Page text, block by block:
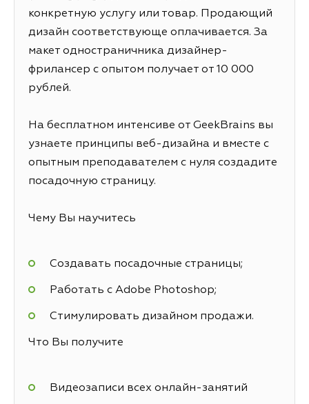
конкретную услугу или товар. Продающий
дизайн соответствующе оплачивается. За
макет одностраничника дизайнер-
фрилансер с опытом получает от 10 000
рублей.
На бесплатном интенсиве от GeekBrains вы
узнаете принципы веб-дизайна и вместе с
опытным преподавателем с нуля создадите
посадочную страницу.
Чему Вы научитесь
Создавать посадочные страницы;
Работать с Adobe Photoshop;
Стимулировать дизайном продажи.
Что Вы получите
Видеозаписи всех онлайн-занятий